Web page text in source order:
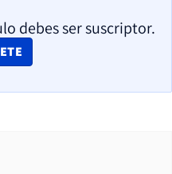
debes ser suscriptor.
WINDOW